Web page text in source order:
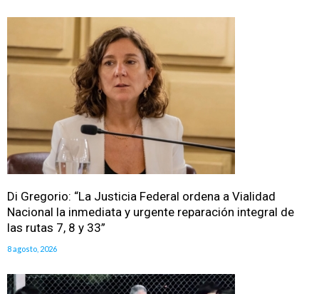
Di Gregorio: “La Justicia Federal ordena a Vialidad
Nacional la inmediata y urgente reparación integral de
las rutas 7, 8 y 33”
8 agosto, 2026